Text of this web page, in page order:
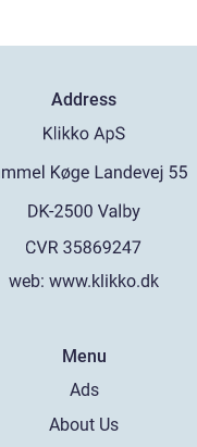
Address
web: www.klikko.dk
Menu
Ads
About Us